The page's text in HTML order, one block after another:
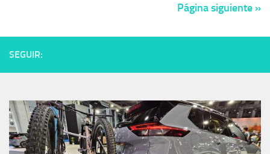
Página siguiente »
SEGUIR: